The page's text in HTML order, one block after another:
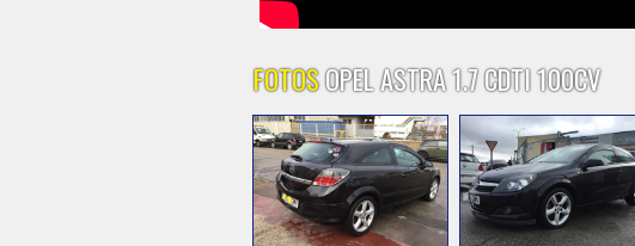
FOTOSOPEL ASTRA 1.7 CDTI 100CV